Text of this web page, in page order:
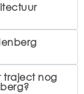
traject nog